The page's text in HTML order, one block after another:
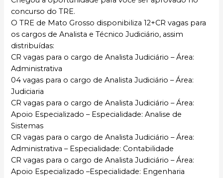
concurso do TRE.
O TRE de Mato Grosso disponibiliza 12+CR vagas para
os cargos de Analista e Técnico Judiciário, assim
distribuídas:
CR vagas para o cargo de Analista Judiciário – Área:
Administrativa
04 vagas para o cargo de Analista Judiciário – Área:
Judiciaria
CR vagas para o cargo de Analista Judiciário – Área:
Apoio Especializado – Especialidade: Analise de
Sistemas
CR vagas para o cargo de Analista Judiciário – Área:
Administrativa – Especialidade: Contabilidade
CR vagas para o cargo de Analista Judiciário – Área:
Apoio Especializado –Especialidade: Engenharia